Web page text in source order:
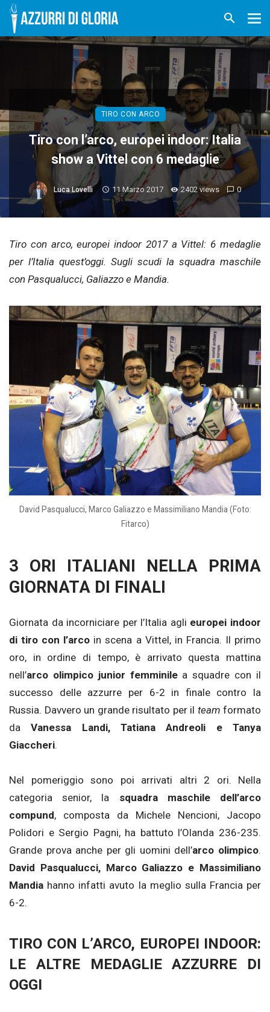
TIRO CON ARCO
Tiro con l’arco, europei indoor: Italia
show a Vittel con 6 medaglie
Luca Lovelli 11 Marzo 2017 2402 views 0
Tiro con arco, europei indoor 2017 a Vittel: 6 medaglie
per l’Italia quest’oggi. Sugli scudi la squadra maschile
con Pasqualucci, Galiazzo e Mandia.
David Pasqualucci, Marco Galiazzo e Massimiliano Mandia (Foto:
Fitarco)
3 ORI ITALIANI NELLA PRIMA
GIORNATA DI FINALI
Giornata da incorniciare per l’Italia agli europei indoor
di tiro con l’arco in scena a Vittel, in Francia. Il primo
oro, in ordine di tempo, è arrivato questa mattina
nell’arco olimpico junior femminilea squadre con il
successo delle azzurre per 6-2 in finale contro la
Russia. Davvero un grande risultato per il team formato
daVanessa Landi, Tatiana Andreoli e Tanya
Giaccheri.
Nel pomeriggio sono poi arrivati altri 2 ori. Nella
categoria senior, la squadra maschile dell’arco
compund, composta da Michele Nencioni, Jacopo
Polidori e Sergio Pagni, ha battuto l’Olanda 236-235.
Grande prova anche per gli uomini dell’arco olimpico.
David Pasqualucci, Marco Galiazzo e Massimiliano
Mandia hanno infatti avuto la meglio sulla Francia per
6-2.
TIRO CON L’ARCO, EUROPEI INDOOR:
LE ALTRE MEDAGLIE AZZURRE DI
OGGI